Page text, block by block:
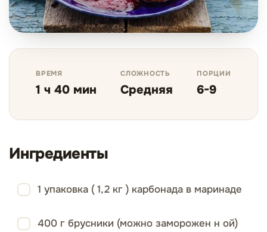
ВРЕМЯ
1 ч 40 мин
СЛОЖНОСТЬ
Средняя
ПОРЦИИ
6-9
Ингредиенты
1 упаковка ( 1,2 кг ) карбонада в маринаде
400 г брусники (можно заморожен н ой)